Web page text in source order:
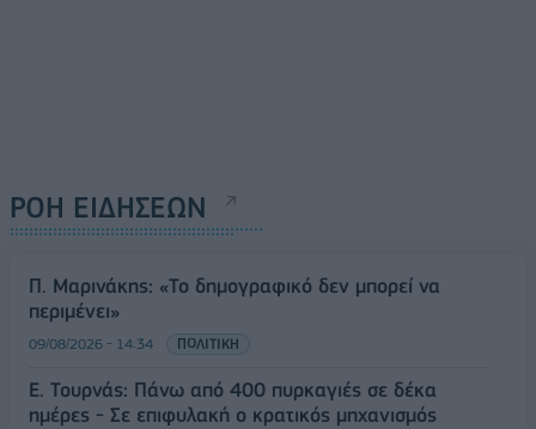
ΡΟΗ ΕΙΔΗΣΕΩΝ
Π. Μαρινάκης: «Το δημογραφικό δεν μπορεί να
περιμένει»
09/08/2026 - 14:34 ΠΟΛΙΤΙΚΗ
Ε. Τουρνάς: Πάνω από 400 πυρκαγιές σε δέκα
ημέρες - Σε επιφυλακή ο κρατικός μηχανισμός